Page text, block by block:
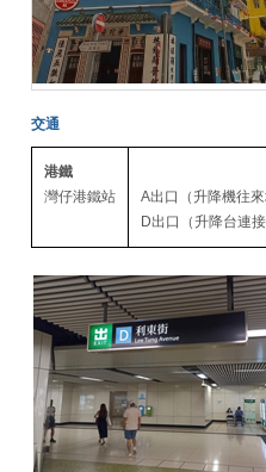
交通
港鐵
灣仔港鐵站
A出口（升降機往來
D出口（升降台連接